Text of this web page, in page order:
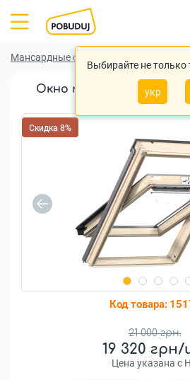
Выбирайте не только
укр
Мансардные окна
Окно мансардное VELUX
78x140см
Скидка 8%
Код товара:
21 000 грн.
19 320
Цена указана с